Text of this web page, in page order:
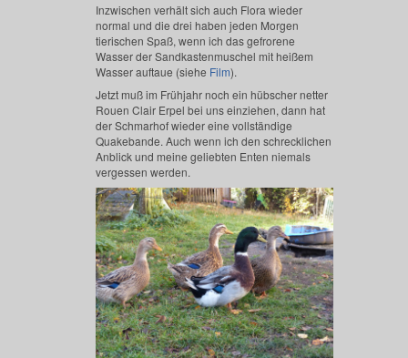
Inzwischen verhält sich auch Flora wieder
normal und die drei haben jeden Morgen
tierischen Spaß, wenn ich das gefrorene
Wasser der Sandkastenmuschel mit heißem
Wasser auftaue (siehe Film).
Jetzt muß im Frühjahr noch ein hübscher netter
Rouen Clair Erpel bei uns einziehen, dann hat
der Schmarhof wieder eine vollständige
Quakebande. Auch wenn ich den schrecklichen
Anblick und meine geliebten Enten niemals
vergessen werden.